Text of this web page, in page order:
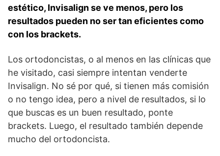
estético, Invisalign se ve menos, pero los
resultados pueden no ser tan eficientes como
con los brackets.
Los ortodoncistas, o al menos en las clínicas que
he visitado, casi siempre intentan venderte
Invisalign. No sé por qué, si tienen más comisión
o no tengo idea, pero a nivel de resultados, si lo
que buscas es un buen resultado, ponte
brackets. Luego, el resultado también depende
mucho del ortodoncista.